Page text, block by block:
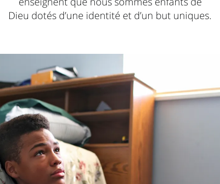
Dieu dotés d’une identité et d’un but uniques.